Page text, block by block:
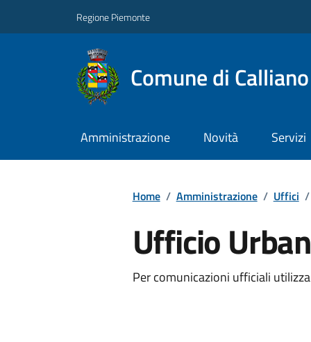
Regione Piemonte
Comune di
Amministrazione Novità Servizi
Home / Amministrazione / Uffici /
Ufficio
Per comunicazioni ufficiali